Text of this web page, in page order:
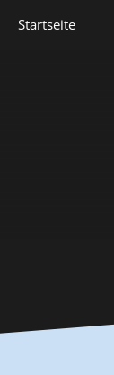
zumStartseite